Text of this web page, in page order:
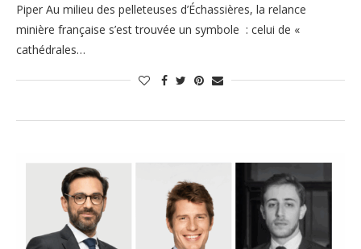
Piper Au milieu des pelleteuses d’Échassières, la relance
minière française s’est trouvée un symbole : celui de «
cathédrales…